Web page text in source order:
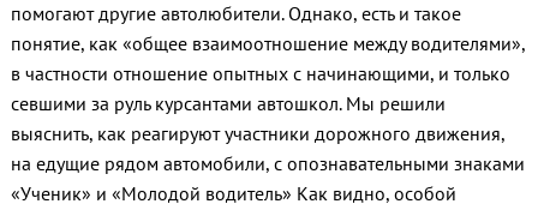
помогают другие автолюбители. Однако, есть и такое
понятие, как «общее взаимоотношение между водителями»,
в частности отношение опытных с начинающими, и только
севшими за руль курсантами автошкол. Мы решили
выяснить, как реагируют участники дорожного движения,
на едущие рядом автомобили, с опознавательными знаками
«Ученик» и «Молодой водитель» Как видно, особой